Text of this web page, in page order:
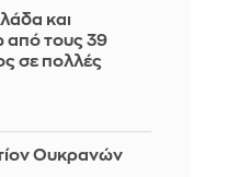
και
από τους 39
σε πολλές
Ουκρανών